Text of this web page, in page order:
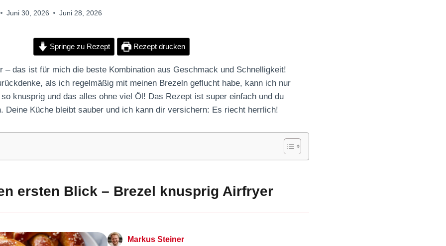
Juni 30, 2026 Juni 28, 2026
Springe zu Rezept Rezept drucken
– das ist für mich die beste Kombination aus Geschmack und Schnelligkeit!
als ich regelmäßig mit meinen Brezeln geflucht habe, kann ich nur
knusprig und das alles ohne viel Öl! Das Rezept ist super einfach und du
Deine Küche bleibt sauber und ich kann dir versichern: Es riecht herrlich!
ersten Blick – Brezel knusprig Airfryer
Markus Steiner